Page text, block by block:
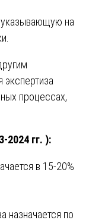
указывающую на
процессах,
2024 гг. ):
в 15-20%
назначается по